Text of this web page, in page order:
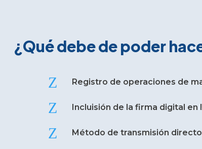
¿Qué debe de poder
Z Registro de operaciones de
Z Incluisión de la firma digital en
Z Método de transmisión